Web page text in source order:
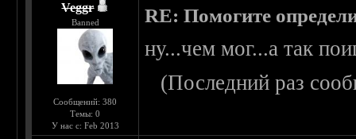
Veggr
Banned
Сообщений: 380
Темы: 0
У нас с: Feb 2013
RE: Помогите
ну...чем мог...а так
(Последний раз